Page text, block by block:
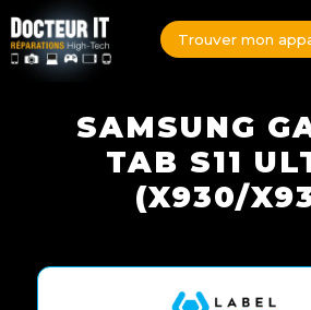
Trouver mon
SAMSUNG
TAB S11
(X930/